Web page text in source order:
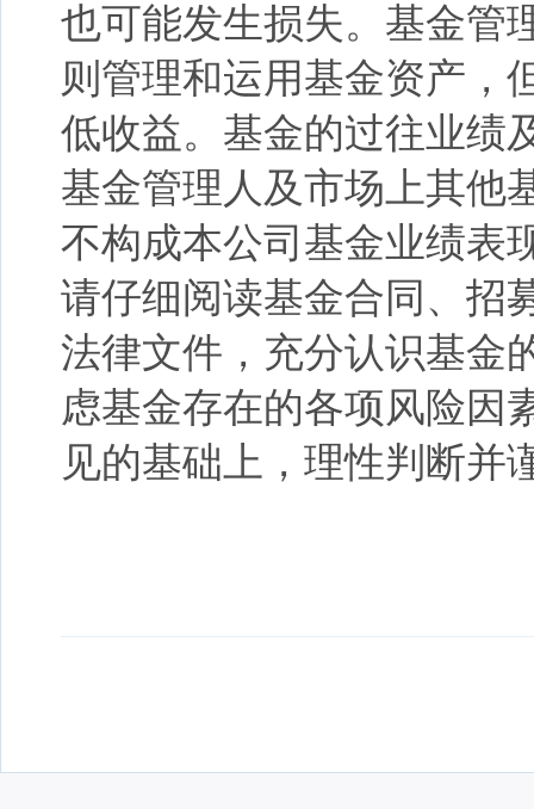
也可能发生损失。基金管
则管理和运用基金资产，
低收益。基金的过往业绩
基金管理人及市场上其他
不构成本公司基金业绩表
请仔细阅读基金合同、招
法律文件，充分认识基金
虑基金存在的各项风险因
见的基础上，理性判断并